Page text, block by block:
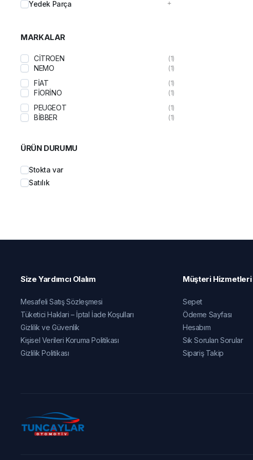
Yedek Parça
MARKALAR
CİTROEN (1)
NEMO (1)
FİAT (1)
FİORİNO (1)
PEUGEOT (1)
BİBBER (1)
ÜRÜN DURUMU
Stokta var
Satılık
Size Yardımcı Olalım
Mesafeli Satış Sözleşmesi
Tüketici Haklari – İptal İade Koşulları
Gizlilik ve Güvenlik
Kişisel Verileri Koruma Politikası
Gizlilik Politikası
Müşteri Hizmetleri
Sepet
Ödeme Sayfası
Hesabım
Sık Sorulan Sorular
Sipariş Takip